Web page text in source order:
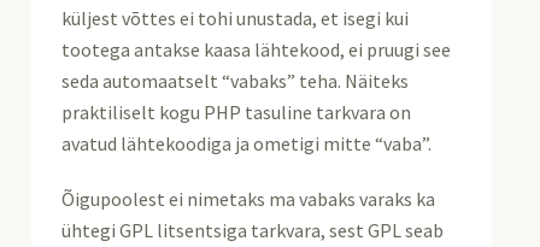
küljest võttes ei tohi unustada, et isegi kui
tootega antakse kaasa lähtekood, ei pruugi see
seda automaatselt “vabaks” teha. Näiteks
praktiliselt kogu PHP tasuline tarkvara on
avatud lähtekoodiga ja ometigi mitte “vaba”.
Õigupoolest ei nimetaks ma vabaks varaks ka
ühtegi GPL litsentsiga tarkvara, sest GPL seab